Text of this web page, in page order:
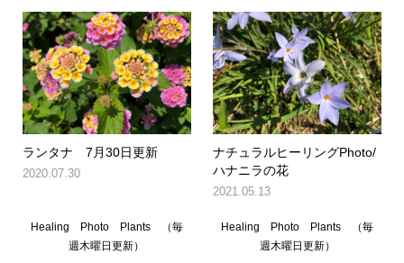
ランタナ 7月30日更新
2020.07.30
ナチュラルヒーリングPhoto/
ハナニラの花
2021.05.13
Healing Photo Plants （毎
週木曜日更新）
Healing Photo Plants （毎
週木曜日更新）